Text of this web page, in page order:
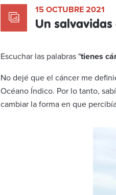
15 OCTUBRE 2021
Un
Escuchar las palabras "tienes
No dejé que el cáncer me
Océano Índico. Por lo tanto,
cambiar la forma en que